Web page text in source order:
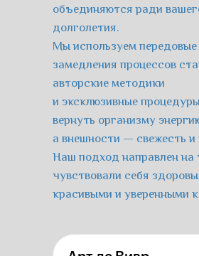
объединяются ради
долголетия.
Мы используем передовые
замедления процессов
авторские методики
и эксклюзивные
вернуть организму
а внешности — свежесть
Наш подход направлен на
чувствовали себя
красивыми и уверенными